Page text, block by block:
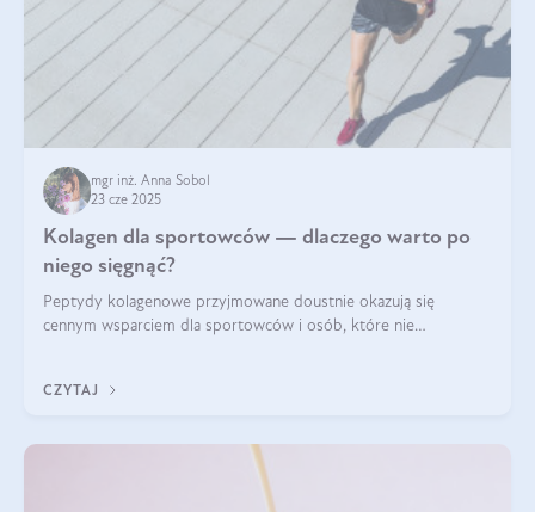
mgr inż. Anna Sobol
23 cze 2025
Kolagen dla sportowców — dlaczego warto po
niego sięgnąć?
Peptydy kolagenowe przyjmowane doustnie okazują się
cennym wsparciem dla sportowców i osób, które nie
CZYTAJ